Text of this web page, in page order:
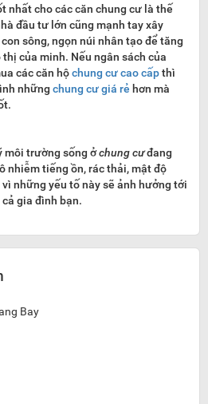
nhất cho các căn chung cư là thế
đầu tư lớn cũng mạnh tay xây
sông, ngọn núi nhân tạo để tăng
của minh. Nếu ngân sách của
các căn hộchung cư cao cấpthì
những chung cư giá rẻ hơn mà
môi trường sống ởchung cưđang
nhiễm tiếng ồn, rác thải, mật độ
những yếu tố này sẽ ảnh hưởng tới
gia đình bạn.
Bay